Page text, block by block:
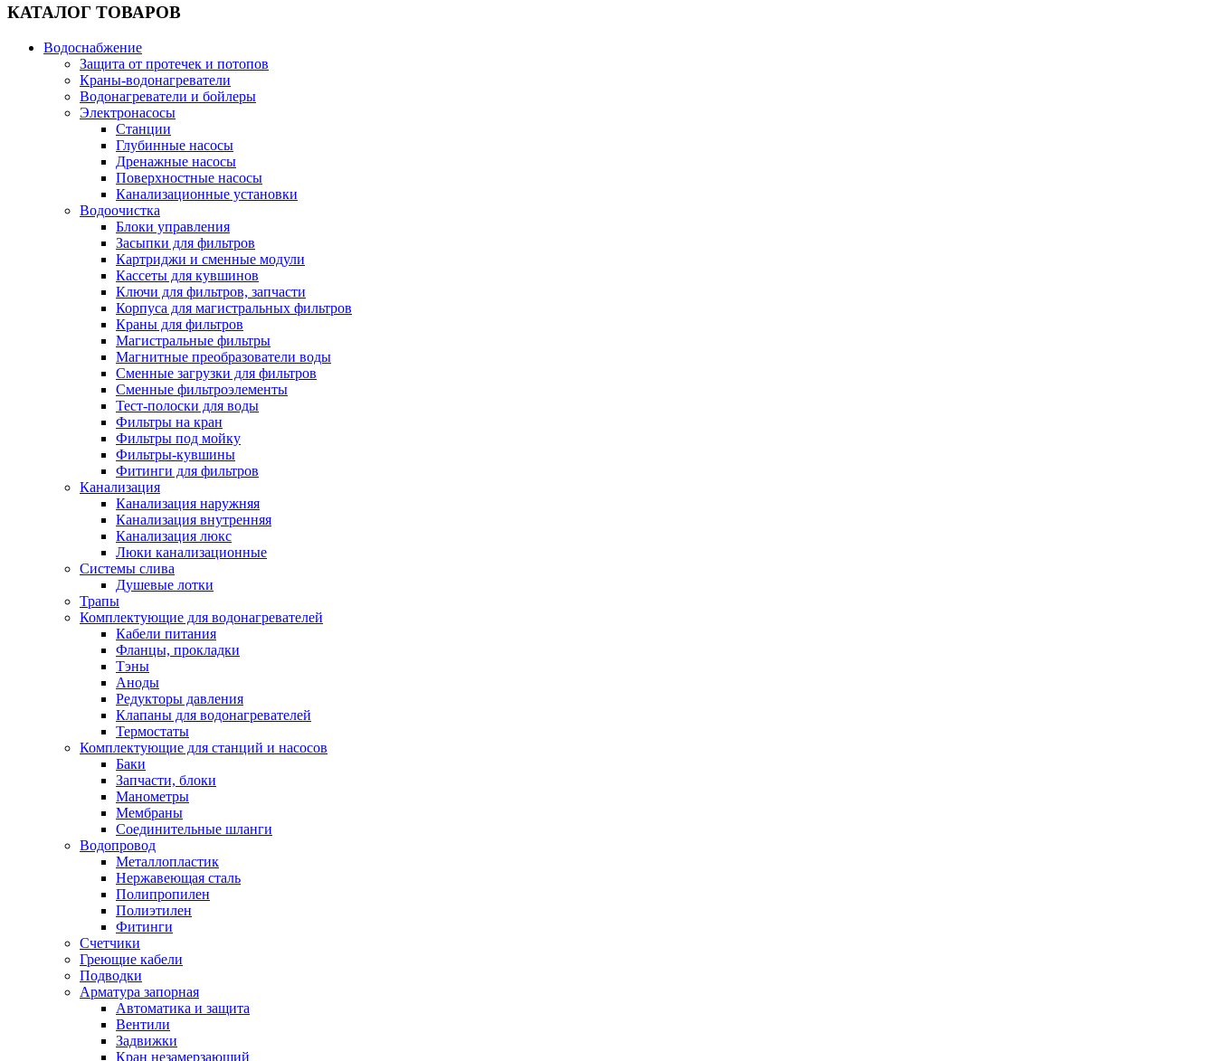
КАТАЛОГ ТОВАРОВ
Водоснабжение
Защита от протечек и потопов
Краны-водонагреватели
Водонагреватели и бойлеры
Электронасосы
Станции
Глубинные насосы
Дренажные насосы
Поверхностные насосы
Канализационные установки
Водоочистка
Блоки управления
Засыпки для фильтров
Картриджи и сменные модули
Кассеты для кувшинов
Ключи для фильтров, запчасти
Корпуса для магистральных фильтров
Краны для фильтров
Магистральные фильтры
Магнитные преобразователи воды
Сменные загрузки для фильтров
Сменные фильтроэлементы
Тест-полоски для воды
Фильтры на кран
Фильтры под мойку
Фильтры-кувшины
Фитинги для фильтров
Канализация
Канализация наружняя
Канализация внутренняя
Канализация люкс
Люки канализационные
Системы слива
Душевые лотки
Трапы
Комплектующие для водонагревателей
Кабели питания
Фланцы, прокладки
Тэны
Аноды
Редукторы давления
Клапаны для водонагревателей
Термостаты
Комплектующие для станций и насосов
Баки
Запчасти, блоки
Манометры
Мембраны
Соединительные шланги
Водопровод
Металлопластик
Нержавеющая сталь
Полипропилен
Полиэтилен
Фитинги
Счетчики
Греющие кабели
Подводки
Арматура запорная
Автоматика и защита
Вентили
Задвижки
Кран незамерзающий